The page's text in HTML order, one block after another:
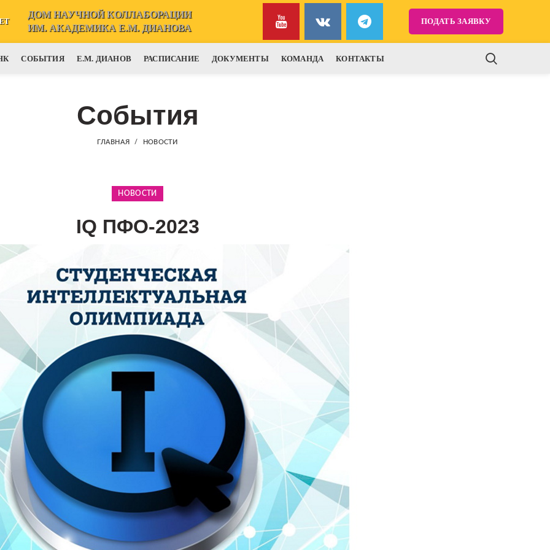
ДОМ НАУЧНОЙ КОЛЛАБОРАЦИИ
ИМ. АКАДЕМИКА Е.М. ДИАНОВА
ПОДАТЬ ЗАЯВКУ
СОБЫТИЯ Е.М. ДИАНОВ РАСПИСАНИЕ ДОКУМЕНТЫ КОМАНДА КОНТАКТЫ
События
ГЛАВНАЯ НОВОСТИ
НОВОСТИ
IQ ПФО-2023